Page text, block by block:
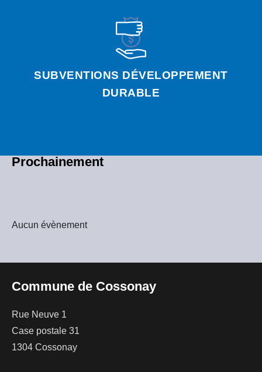
SUBVENTIONS DÉVELOPPEMENT
DURABLE
Prochainement
Aucun évènement
Commune de Cossonay
Rue Neuve 1
Case postale 31
1304 Cossonay